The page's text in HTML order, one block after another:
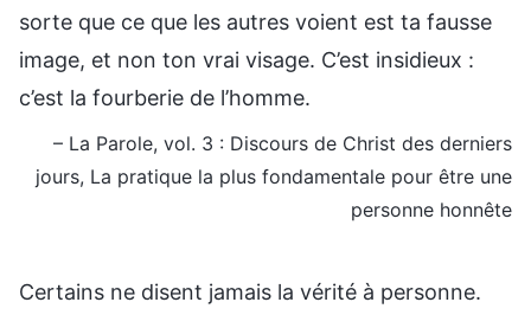
sorte que ce que les autres voient est ta fausse
image, et non ton vrai visage. C’est insidieux :
c’est la fourberie de l’homme.
– La Parole, vol. 3 : Discours de Christ des derniers
jours, La pratique la plus fondamentale pour être une
personne honnête
Certains ne disent jamais la vérité à personne.